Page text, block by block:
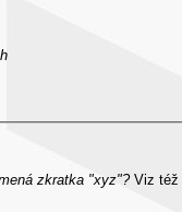
zkratka "xyz"?Viz též